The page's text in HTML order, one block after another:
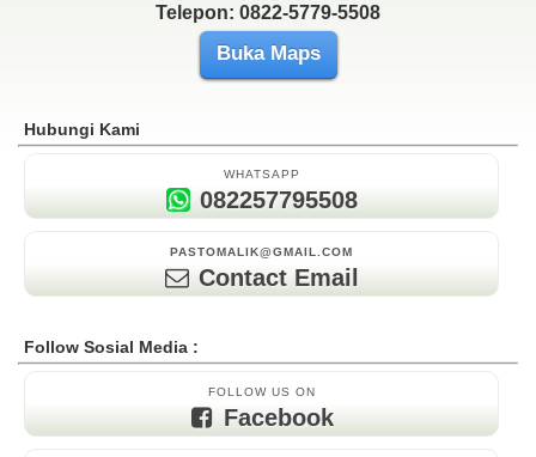
Telepon: 0822-5779-5508
Buka Maps
Hubungi Kami
WHATSAPP
082257795508
PASTOMALIK@GMAIL.COM
Contact Email
Follow Sosial Media :
FOLLOW US ON
Facebook